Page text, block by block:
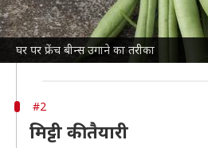
घर पर फ्रेंच बीन्स उगाने का तरीका
फ्रेंच बीन्स के लिए सही स्थान
कम से कम 6-8 घंटे की धूप जरूरी
अगर आपके पास बगीचा नहीं है
#2
मिट्टी की तैयारी